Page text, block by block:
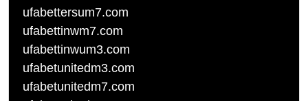
ufabettersum7.com
ufabettinwm7.com
ufabettinwum3.com
ufabetunitedm3.com
ufabetunitedm7.com